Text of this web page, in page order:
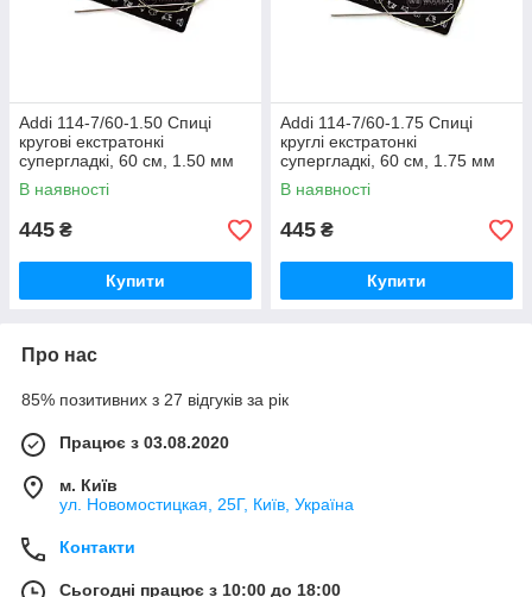
Addi 114-7/60-1.50 Спиці
кругові екстратонкі
супергладкі, 60 см, 1.50 мм
В наявності
445 ₴
Купити
Addi 114-7/60-1.75 Спиці
круглі екстратонкі
супергладкі, 60 см, 1.75 мм
В наявності
445 ₴
Купити
Про нас
85% позитивних з 27 відгуків за рік
Працює з 03.08.2020
м. Київ
ул. Новомостицкая, 25Г, Київ, Україна
Контакти
Сьогодні працює з 10:00 до 18:00